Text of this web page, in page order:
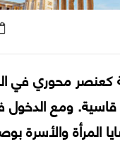
كعنصر محوري في
قاسية. ومع الدخول
والأسرة